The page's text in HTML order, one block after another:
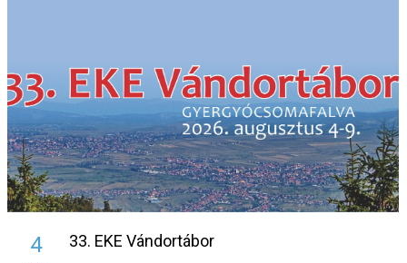
4 33. EKE Vándortábor